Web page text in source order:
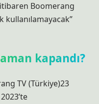
Boomerang
kullanılamayacak”
kapandı?
TV (Türkiye)23